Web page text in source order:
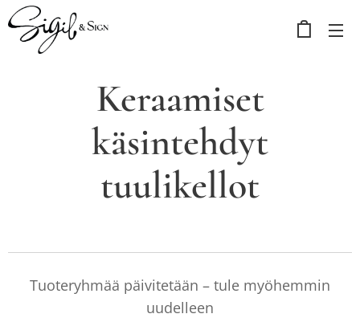
Keraamiset
käsintehdyt
tuulikellot
Tuoteryhmää päivitetään – tule myöhemmin
uudelleen